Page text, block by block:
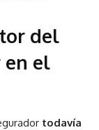
del
en el
todavía